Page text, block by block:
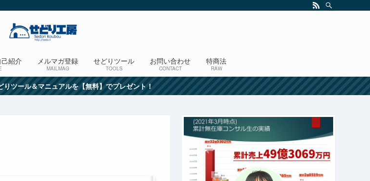
紹介 メルマガ登録
MAILMAG
せどりツール
TOOLS
お問い合わせ
CONTACT
特商法
RAW
りツール＆マニュアルを【無料】でプレゼント！